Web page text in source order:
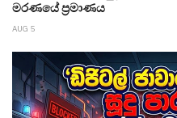
මරණයේ ප්‍රමාණය
AUG 5